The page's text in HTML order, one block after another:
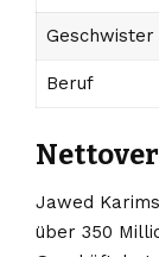
Geschwister
Beruf
Jawed
über 350